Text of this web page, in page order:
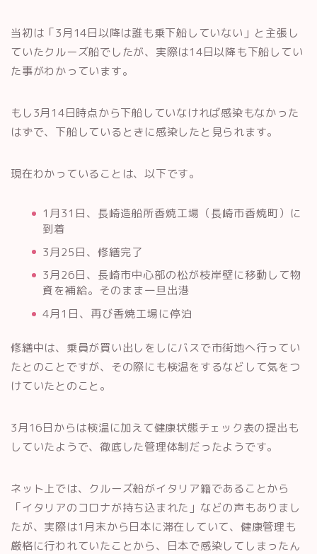
当初は「3月14日以降は誰も乗下船していない」と主張し
ていたクルーズ船でしたが、実際は14日以降も下船してい
た事がわかっています。
もし3月14日時点から下船していなければ感染もなかった
はずで、下船しているときに感染したと見られます。
現在わかっていることは、以下です。
1月31日、長崎造船所香焼工場（長崎市香焼町）に
到着
3月25日、修繕完了
3月26日、長崎市中心部の松が枝岸壁に移動して物
資を補給。そのまま一旦出港
4月1日、再び香焼工場に停泊
修繕中は、乗員が買い出しをしにバスで市街地へ行ってい
たとのことですが、その際にも検温をするなどして気をつ
けていたとのこと。
3月16日からは検温に加えて健康状態チェック表の提出も
していたようで、徹底した管理体制だったようです。
ネット上では、クルーズ船がイタリア籍であることから
「イタリアのコロナが持ち込まれた」などの声もありまし
たが、実際は1月末から日本に滞在していて、健康管理も
厳格に行われていたことから、日本で感染してしまったん